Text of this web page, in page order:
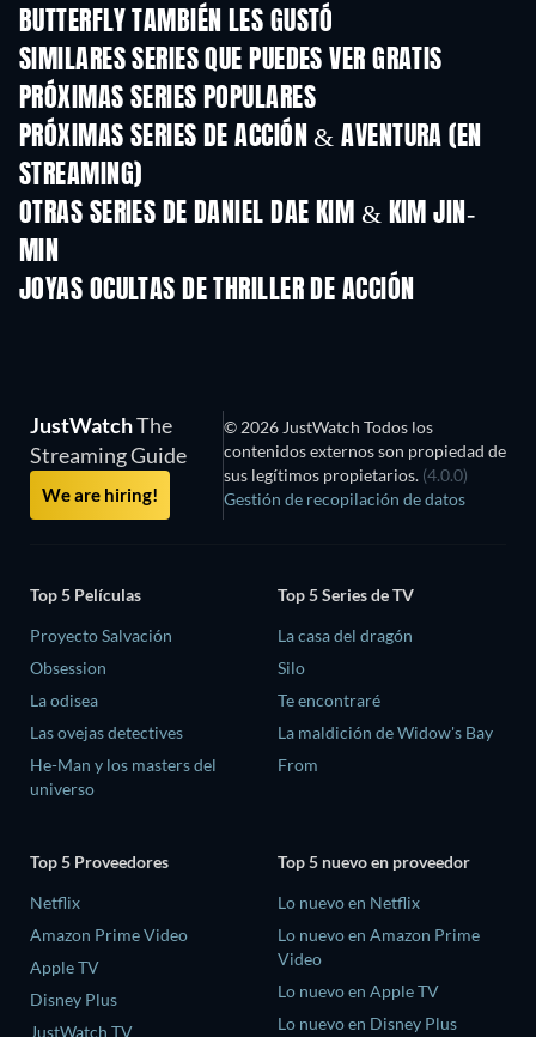
BUTTERFLY TAMBIÉN LES GUSTÓ
TV
SIMILARES SERIES QUE PUEDES VER GRATIS
TV TV
PRÓXIMAS SERIES POPULARES
TV
PRÓXIMAS SERIES DE ACCIÓN & AVENTURA (EN
STREAMING)Temporada 2
OTRAS SERIES DE DANIEL DAE KIM & KIM JIN-
MIN
JOYAS OCULTAS DE THRILLER DE ACCIÓN
JustWatchThe
Streaming Guide
We are hiring!
© 2026 JustWatch Todos los
contenidos externos son propiedad de
sus legítimos propietarios. (4.0.0)
Gestión de recopilación de datos
Top 5 Películas
Proyecto Salvación
Obsession
La odisea
Las ovejas detectives
He-Man y los masters del
universo
Top 5 Series de TV
La casa del dragón
Silo
Te encontraré
La maldición de Widow's Bay
From
Top 5 Proveedores
Netflix
Amazon Prime Video
Apple TV
Disney Plus
JustWatch TV
Top 5 nuevo en proveedor
Lo nuevo en Netflix
Lo nuevo en Amazon Prime
Video
Lo nuevo en Apple TV
Lo nuevo en Disney Plus